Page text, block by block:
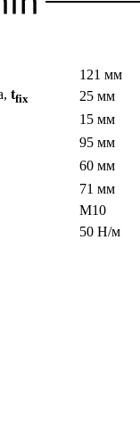
121 мм
tfix
25 мм
15 мм
95 мм
60 мм
71 мм
M10
50 Н/м